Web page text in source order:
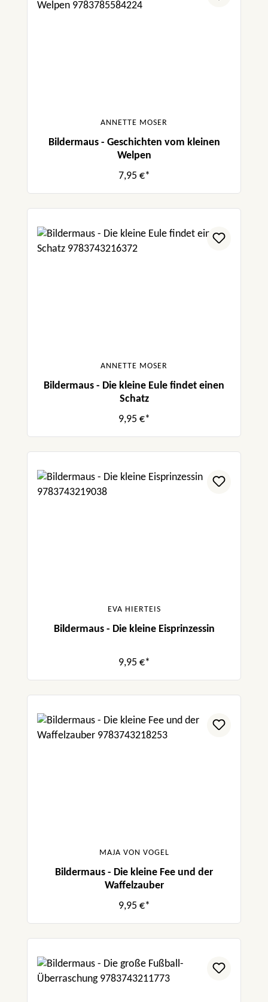
ANNETTE MOSER
Bildermaus - Geschichten vom kleinen
Welpen
7,95 €*
ANNETTE MOSER
Bildermaus - Die kleine Eule findet einen
Schatz
9,95 €*
EVA HIERTEIS
Bildermaus - Die kleine Eisprinzessin
9,95 €*
MAJA VON VOGEL
Bildermaus - Die kleine Fee und der
Waffelzauber
9,95 €*